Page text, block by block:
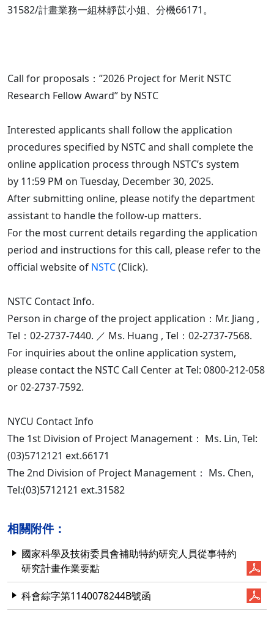
31582/計畫業務一組林靜苡小姐、分機66171。
Call for proposals：”2026 Project for Merit NSTC
Research Fellow Award” by NSTC
Interested applicants shall follow the application
procedures specified by NSTC and shall complete the
online application process through NSTC’s system
by 11:59 PM on Tuesday, December 30, 2025.
After submitting online, please notify the department
assistant to handle the follow-up matters.
For the most current details regarding the application
period and instructions for this call, please refer to the
official website of NSTC(Click).
NSTC Contact Info.
Person in charge of the project application：Mr. Jiang ,
Tel：02-2737-7440. ／ Ms. Huang , Tel：02-2737-7568.
For inquiries about the online application system,
please contact the NSTC Call Center at Tel: 0800-212-058
or 02-2737-7592.
NYCU Contact Info
The 1st Division of Project Management： Ms. Lin, Tel:
(03)5712121 ext.66171
The 2nd Division of Project Management： Ms. Chen,
Tel:(03)5712121 ext.31582
相關附件：
國家科學及技術委員會補助特約研究人員從事特約
研究計畫作業要點
科會綜字第1140078244B號函